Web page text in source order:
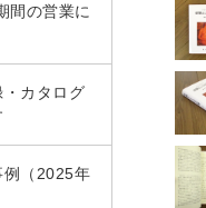
間の営業に
・カタログ
例（2025年